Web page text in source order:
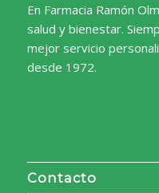
En Farmacia Ramón
salud y bienestar.
mejor servicio
desde 1972.
Contacto